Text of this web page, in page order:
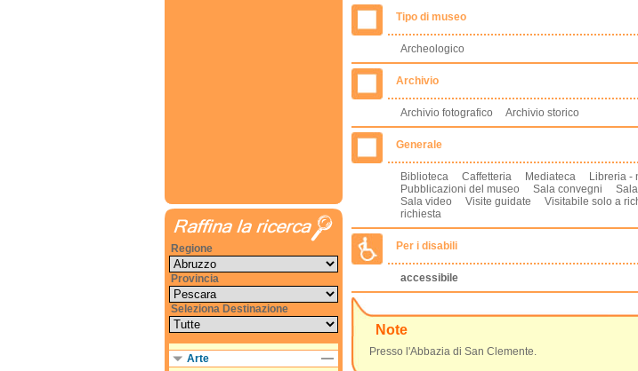
Tipo di museo
Archeologico
Archivio
Archivio fotografico Archivio storico
Generale
Biblioteca Caffetteria Mediateca Libreria -
Pubblicazioni del museo Sala convegni
Sala video Visite guidate Visitabile solo a
richiesta
Per i disabili
accessibile
Note
Presso l'Abbazia di San Clemente.
Regione
Provincia
Seleziona Destinazione
Arte